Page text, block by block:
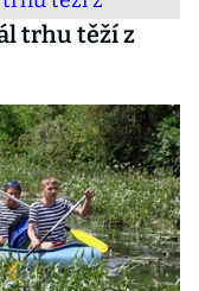
trhu těží z